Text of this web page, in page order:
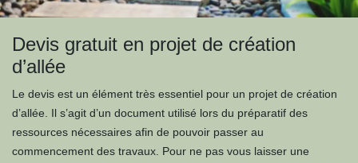
Devis gratuit en projet de création
d’allée
Le devis est un élément très essentiel pour un projet de création
d’allée. Il s’agit d’un document utilisé lors du préparatif des
ressources nécessaires afin de pouvoir passer au
commencement des travaux. Pour ne pas vous laisser une